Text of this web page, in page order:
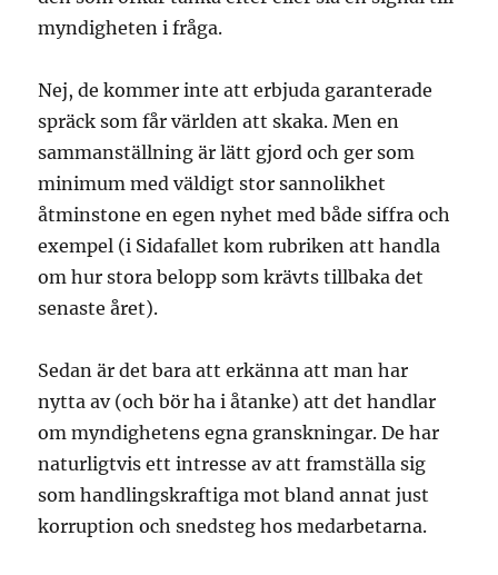
myndigheten i fråga.
Nej, de kommer inte att erbjuda garanterade
spräck som får världen att skaka. Men en
sammanställning är lätt gjord och ger som
minimum med väldigt stor sannolikhet
åtminstone en egen nyhet med både siffra och
exempel (i Sidafallet kom rubriken att handla
om hur stora belopp som krävts tillbaka det
senaste året).
Sedan är det bara att erkänna att man har
nytta av (och bör ha i åtanke) att det handlar
om myndighetens egna granskningar. De har
naturligtvis ett intresse av att framställa sig
som handlingskraftiga mot bland annat just
korruption och snedsteg hos medarbetarna.